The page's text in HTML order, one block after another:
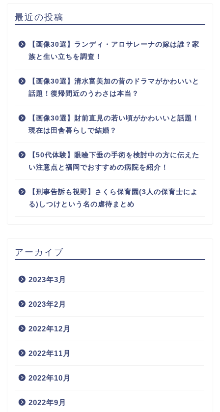
最近の投稿
【画像30選】ランディ・アロサレーナの嫁は誰？家
族と生い立ちを調査！
【画像30選】清水富美加の昔のドラマがかわいいと
話題！復帰間近のうわさは本当？
【画像30選】財前直見の若い頃がかわいいと話題！
現在は田舎暮らしで結婚？
【50代体験】眼瞼下垂の手術を検討中の方に伝えた
い注意点と福岡でおすすめの病院を紹介！
【刑事告訴も視野】さくら保育園(3人の保育士によ
る)しつけという名の虐待まとめ
アーカイブ
2023年3月
2023年2月
2022年12月
2022年11月
2022年10月
2022年9月